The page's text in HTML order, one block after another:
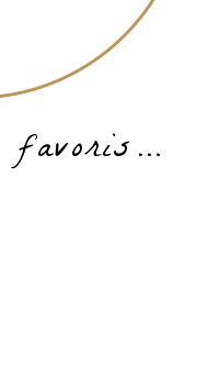
favoris…